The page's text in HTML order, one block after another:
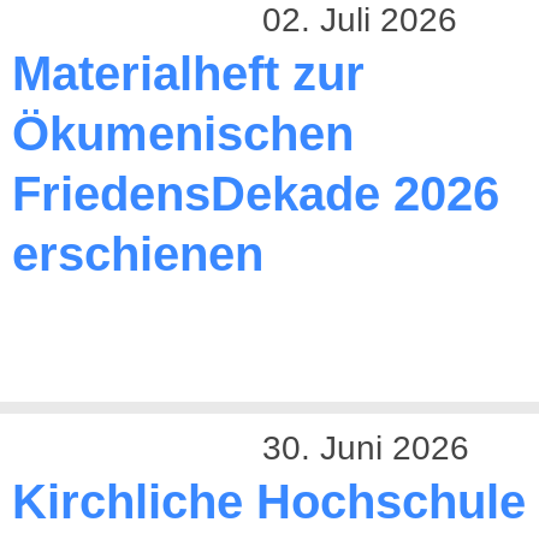
02. Juli 2026
Materialheft zur
Ökumenischen
FriedensDekade 2026
erschienen
30. Juni 2026
Kirchliche Hochschule